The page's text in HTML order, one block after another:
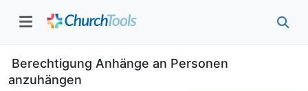
Berechtigung Anhänge an Personen
anzuhängen